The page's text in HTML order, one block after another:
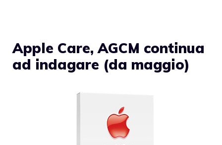
Apple Care, AGCM continua
ad indagare (da maggio)